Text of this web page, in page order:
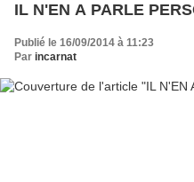
IL N'EN A PARLE
Publié le 16/09/2014 à 11:23
Par incarnat